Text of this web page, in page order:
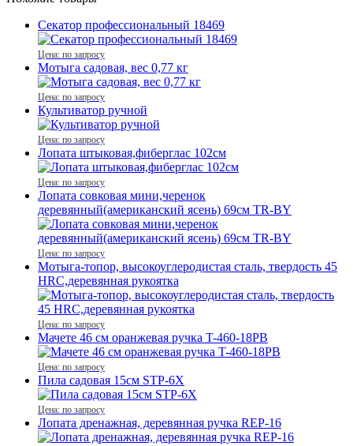
Секатор профессиональный 18469
Цена: по запросу
Мотыга садовая, вес 0,77 кг
Цена: по запросу
Культиватор ручной
Цена: по запросу
Лопата штыковая,фиберглас 102см
Цена: по запросу
Лопата совковая мини,черенок
деревянный(американский ясень) 69см TR-BY
Цена: по запросу
Мотыга-топор, высокоуглеродистая сталь, твердость 45
HRC,деревянная рукоятка
Цена: по запросу
Мачете 46 см оранжевая ручка T-460-18PB
Цена: по запросу
Пила садовая 15см STP-6X
Цена: по запросу
Лопата дренажная, деревянная ручка REР-16